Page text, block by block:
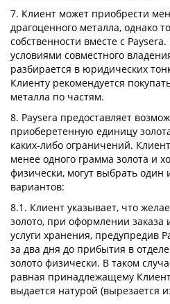
7. Клиент может приобрести
драгоценного металла, однако
собственности вместе с
условиями совместного
разбирается в юридических
Клиенту рекомендуется
металла по частям.
8. Paysera предоставляет
приоберетенную единицу
каких-либо ограничений.
менее одного грамма золота и
физически, могут выбрать
вариантов:
8.1. Клиент указывает, что
золото, при оформлении заказа
услуги хранения, предупредив
за два дня до прибытия в
золото физически. В таком
равная принадлежащему
выдается натурой (вырезается